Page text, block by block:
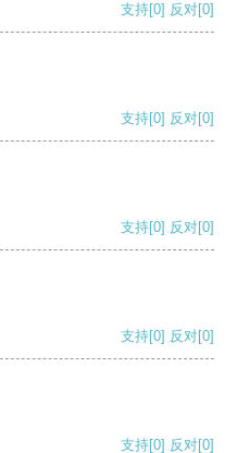
支持[0] 反对[0]
支持[0] 反对[0]
支持[0] 反对[0]
支持[0] 反对[0]
支持[0] 反对[0]